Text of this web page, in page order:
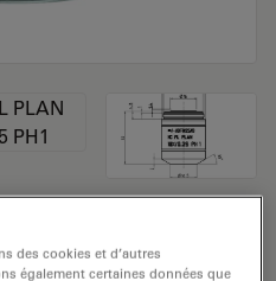
des cookies et d’autres
également certaines données que